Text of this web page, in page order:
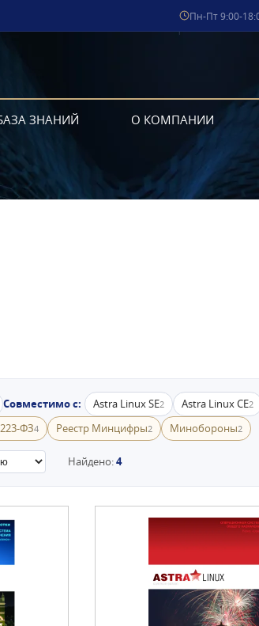
Пн-Пт 9:00-
ЗНАНИЙ О КОМПАНИИ
Совместимо с: Astra Linux SE2 Astra Linux CE2
ФЗ4 Реестр Минцифры2 Минобороны2
Найдено:4